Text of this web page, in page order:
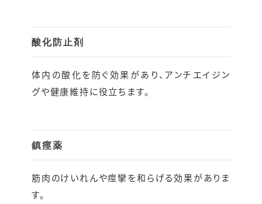
酸化防止剤
体内の酸化を防ぐ効果があり、アンチエイジン
グや健康維持に役立ちます。
鎮痙薬
筋肉のけいれんや痙攣を和らげる効果がありま
す。